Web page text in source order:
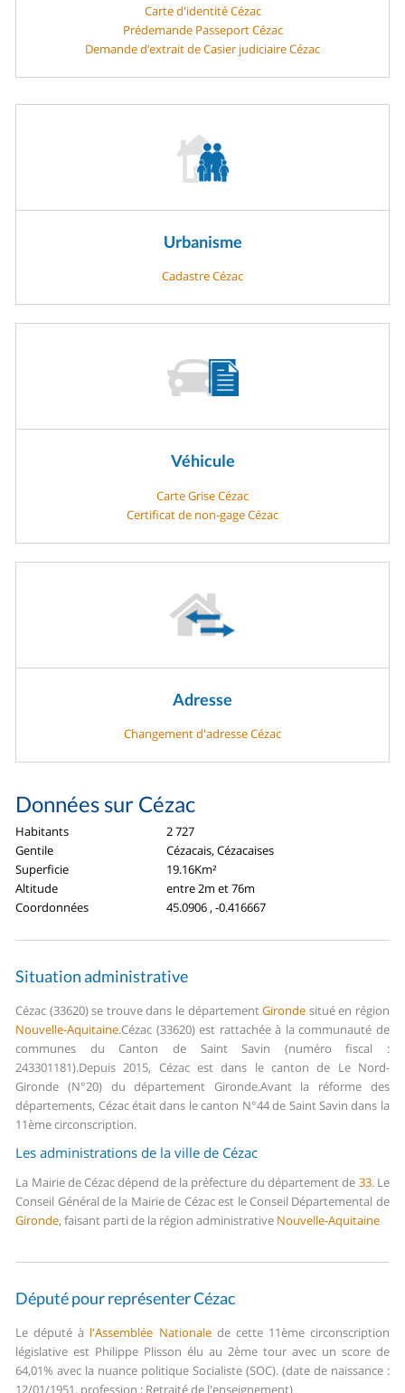
Carte d'identité Cézac
Prédemande Passeport Cézac
Demande d’extrait de Casier judiciaire Cézac
Urbanisme
Cadastre Cézac
Véhicule
Carte Grise Cézac
Certificat de non-gage Cézac
Adresse
Changement d'adresse Cézac
Données sur Cézac
Habitants
2 727
Gentile
Cézacais, Cézacaises
Superficie
19.16Km²
Altitude
entre 2m et 76m
Coordonnées
45.0906 , -0.416667
Situation administrative
Cézac (33620) se trouve dans le départementGironde situé en région
Nouvelle-Aquitaine.Cézac (33620) est rattachée à la communauté de
communes du Canton de Saint Savin (numéro fiscal :
243301181).Depuis 2015, Cézac est dans le canton de Le Nord-
Gironde (N°20) du département Gironde.Avant la réforme des
départements, Cézac était dans le canton N°44 de Saint Savin dans la
11ème circonscription.
Les administrations de la ville de Cézac
La Mairie de Cézac dépend de la préfecture du département de 33.Le
Conseil Général de la Mairie de Cézac est le Conseil Départemental de
Gironde, faisant parti de la région administrative Nouvelle-Aquitaine
Député pour représenter Cézac
Le député à l'Assemblée Nationalede cette 11ème circonscription
législative est Philippe Plisson élu au 2ème tour avec un score de
64,01% avec la nuance politique Socialiste (SOC). (date de naissance :